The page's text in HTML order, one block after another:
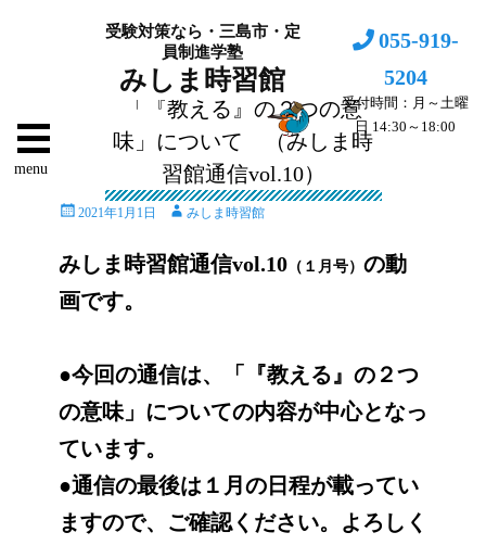
みしま時習館
受験対策なら・三島市・定
員制進学塾
055-919-
5204
受付時間：月～土曜
日 14:30～18:00
menu
「『教える』の２つの意
味」について （みしま時
習館通信vol.10）
投
日
2021年1月1日
投
者
みしま時習館
みしま時習館通信vol.10 （１月号） の動
画です。
●今回の通信は、「『教える』の２つ
の意味」についての内容が中心となっ
ています。
●通信の最後は１月の日程が載ってい
ますので、ご確認ください。よろしく